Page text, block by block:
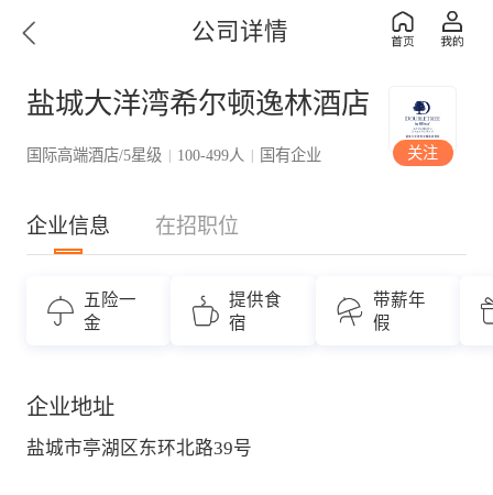
公司详情
盐城大洋湾希尔顿逸林酒店
国际高端酒店/5星级 | 100-499人 | 国有企业 关注
企业信息 在招职位
五险一
金
提供食
宿
带薪年
假
企业地址
盐城市亭湖区东环北路39号